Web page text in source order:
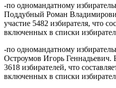
-по одномандатному
Поддубный Роман
участие 5482 избирателя, что
включенных в списки
-по одномандатному
Остроумов Игорь Геннадьевич.
3618 избирателей, что
включенных в списки